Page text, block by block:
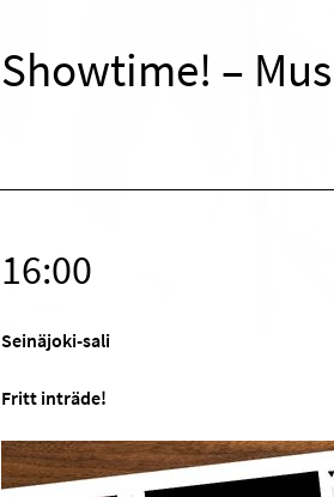
Showtime! –
16:00
Seinäjoki-sali
Fritt inträde!